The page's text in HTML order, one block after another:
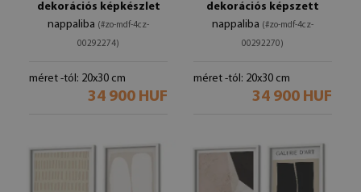
dekorációs képkészlet
nappaliba (#zo-mdf-4cz-
00292274)
méret -tól: 20x30 cm
34 900 HUF
dekorációs képszett
nappaliba (#zo-mdf-4cz-
00292270)
méret -tól: 20x30 cm
34 900 HUF